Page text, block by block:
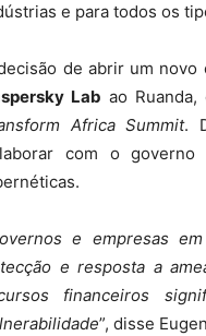
e para todos os
de abrir um
Lab ao
Africa Summit.
com o
e empresas
e resposta a
financeiros
”, disse